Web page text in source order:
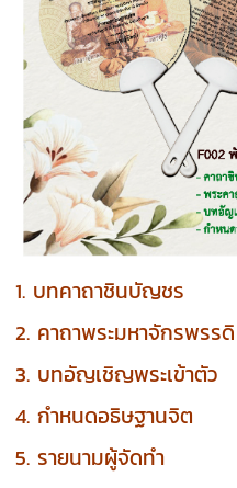
1. บทคาถาชินบัญชร
2. คาถาพระมหาจักรพรรดิ
3. บทอัญเชิญพระเข้าตัว
4. กำหนดอธิษฐานจิต
5. รายนามผู้จัดทำ